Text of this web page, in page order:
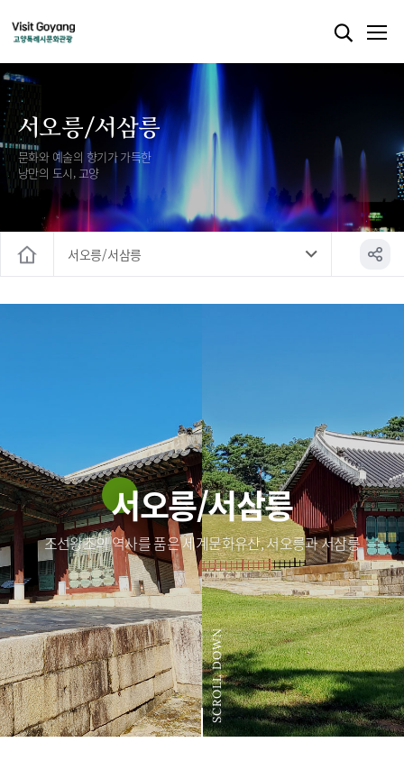
서오릉/서삼릉
문화와 예술의 향기가 가득한
낭만의 도시, 고양
서오릉/서삼릉
서오릉/서삼릉
조선왕조의 역사를 품은 세계문화유산, 서오릉과 서삼릉
SCROLL DOWN